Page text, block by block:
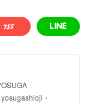
・